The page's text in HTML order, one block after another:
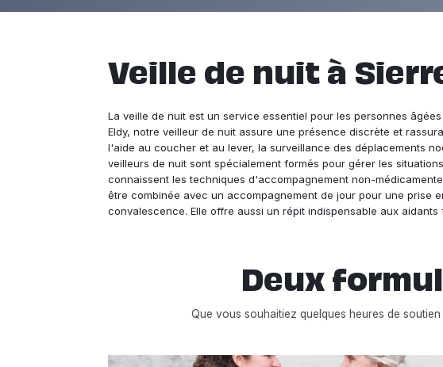
Veille de nuit à
La veille de nuit est un service essentiel pour les personnes
Eldy, notre veilleur de nuit assure une présence discrète et
l'aide au coucher et au lever, la surveillance des déplacements
veilleurs de nuit sont spécialement formés pour gérer les
connaissent les techniques d'accompagnement non-
être combinée avec un accompagnement de jour pour une prise
convalescence. Elle offre aussi un répit indispensable aux
Deux
Que vous souhaitiez quelques heures de